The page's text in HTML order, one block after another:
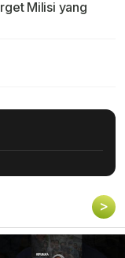
Milisi yang
>